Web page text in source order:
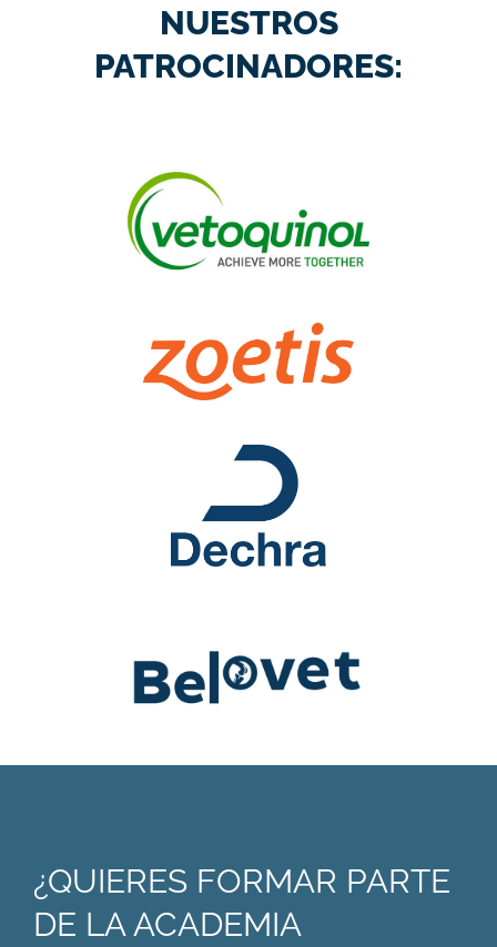
NUESTROS
PATROCINADORES:
¿QUIERES FORMAR PARTE
DE LA ACADEMIA